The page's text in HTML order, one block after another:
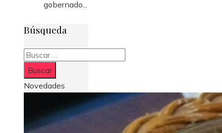
gobernado...
Búsqueda
Buscar:
Novedades